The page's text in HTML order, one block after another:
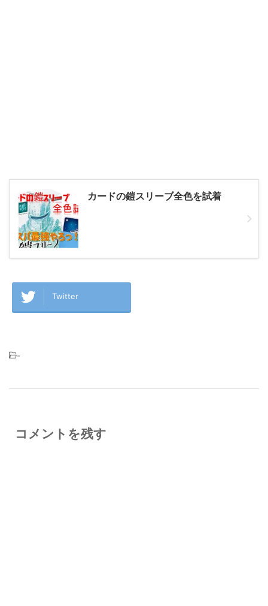
カードの鎧スリーブ全色を試着
Twitter
-
コメントを残す